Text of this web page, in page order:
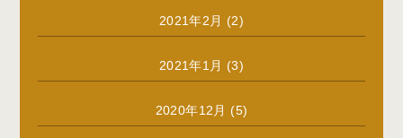
2021年2月 (2)
2021年1月 (3)
2020年12月 (5)